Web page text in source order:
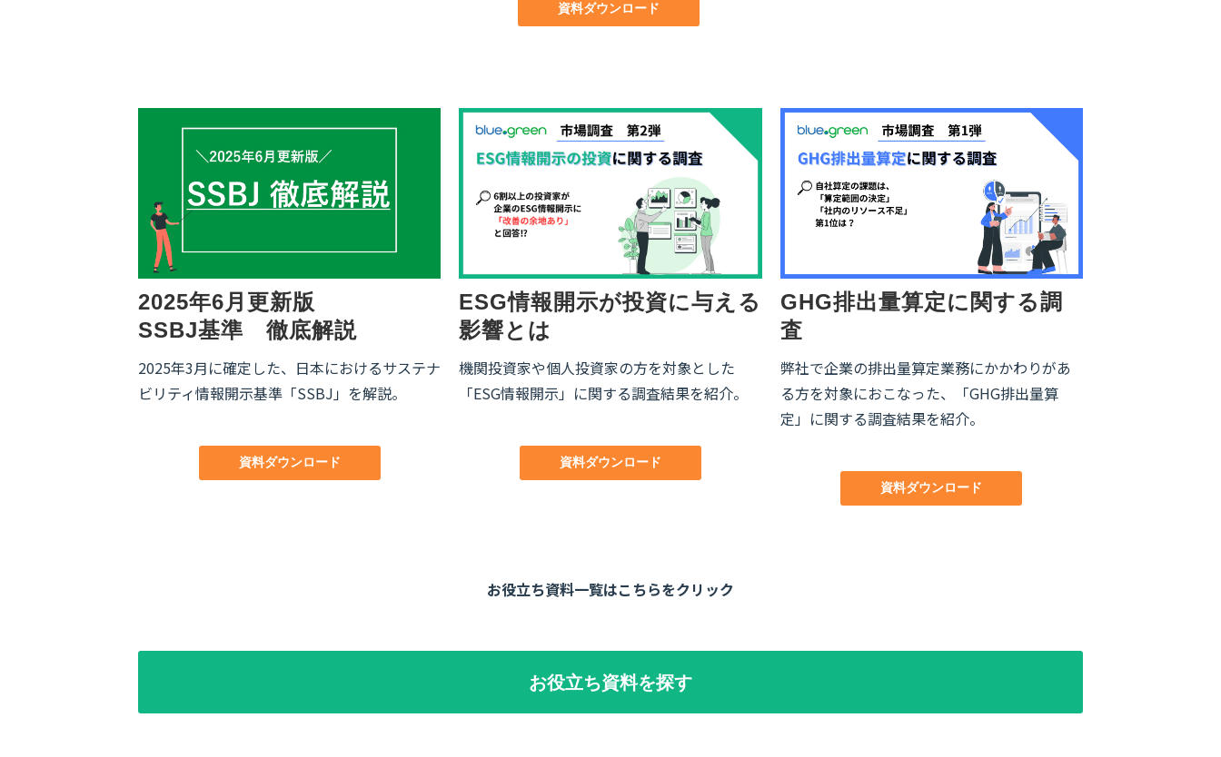
資料ダウンロード
2025年6月更新版
SSBJ基準　徹底解説
2025年3月に確定した、日本におけるサステナ
ビリティ情報開示基準「SSBJ」を解説。
資料ダウンロード
ESG情報開示が投資に与える
影響とは
機関投資家や個人投資家の方を対象とした
「ESG情報開示」に関する調査結果を紹介。
資料ダウンロード
GHG排出量算定に関する調
査
弊社で企業の排出量算定業務にかかわりがあ
る方を対象におこなった、「GHG排出量算
定」に関する調査結果を紹介。
資料ダウンロード
お役立ち資料一覧はこちらをクリック
お役立ち資料を探す